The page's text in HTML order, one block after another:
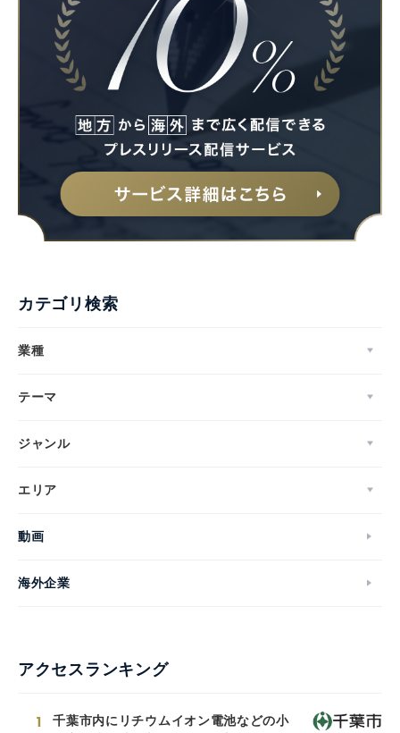
カテゴリ検索
業種
テーマ
ジャンル
エリア
動画
海外企業
アクセスランキング
1
千葉市内にリチウムイオン電池などの小